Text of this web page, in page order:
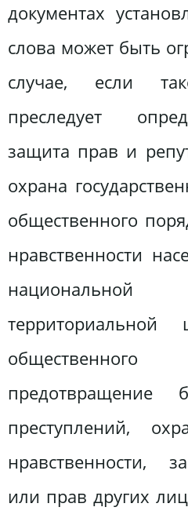
документах
слова может быть
случае, если
преследует
защита прав и
охрана
общественного
нравственности
национальной
территориальной
предотвращение
преступлений,
нравственности,
или прав других